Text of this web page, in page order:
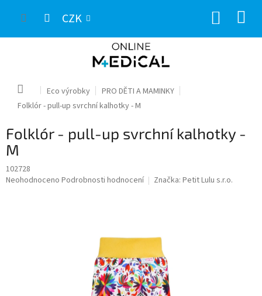
CZK
Domů Eco výrobky
PRO DĚTI A MAMINKY
Folklór - pull-up svrchní kalhotky - M
Folklór - pull-up svrchní kalhotky -
M
102728
Průměrné
Neohodnoceno Podrobnosti hodnocení Značka: Petit Lulu s.r.o.